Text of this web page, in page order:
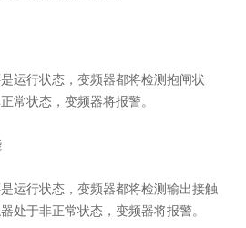
运行状态，变频器都将检测抱闸状
常状态，变频器将报警。
运行状态，变频器都将检测输出接触
处于非正常状态，变频器将报警。